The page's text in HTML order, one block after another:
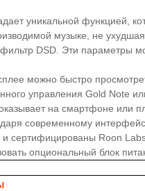
уникальной функцией,
музыке, не
DSD. Эти параметры
можно быстро
управления Gold Note
на смартфоне или
современному
сертифицированы Roon
опциональный блок